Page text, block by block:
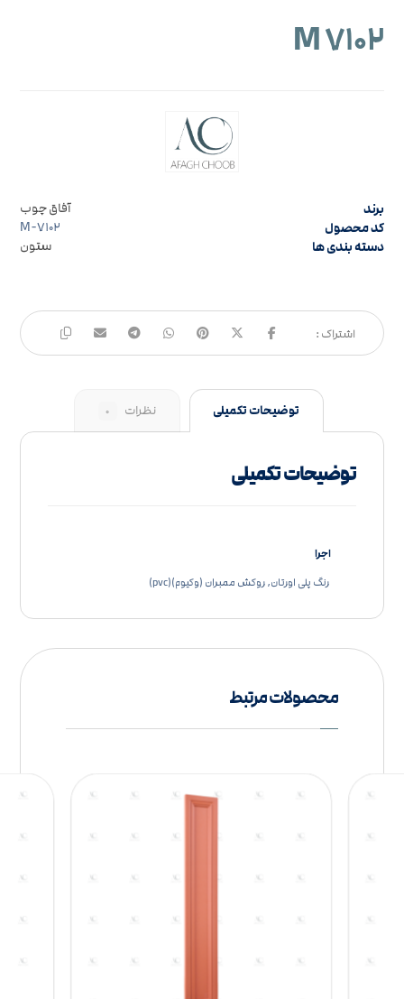
M ۷۱۰۲
برند آفاق چوب
کد محصول M-۷۱۰۲
دسته بندی ها ستون
توضیحات تکمیلی نظرات ۰
توضیحات تکمیلی
اجرا
رنگ پلی اورتان, روکش ممبران (وکیوم)(pvc)
محصولات مرتبط